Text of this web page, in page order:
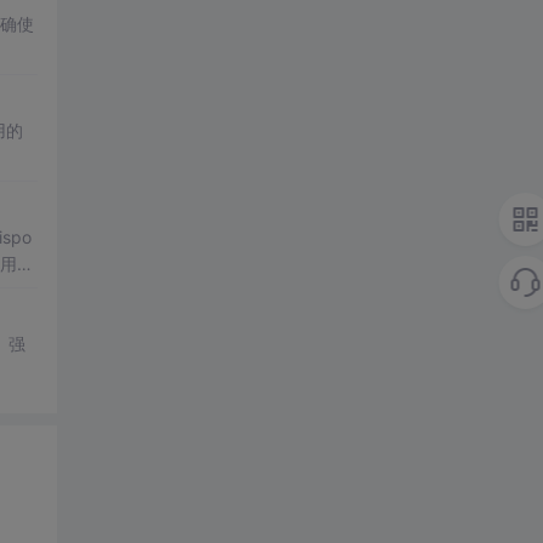
使
的
了
强